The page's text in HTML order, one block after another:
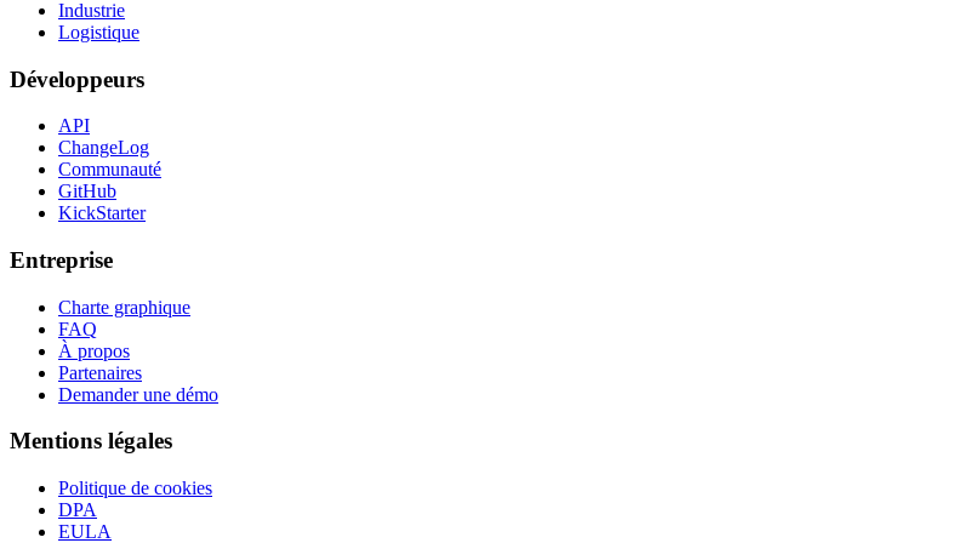
Industrie
Logistique
Développeurs
API
ChangeLog
Communauté
GitHub
KickStarter
Entreprise
Charte graphique
FAQ
À propos
Partenaires
Demander une démo
Mentions légales
Politique de cookies
DPA
EULA